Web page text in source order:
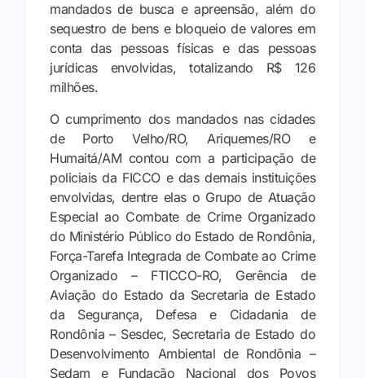
mandados de busca e apreensão, além do
sequestro de bens e bloqueio de valores em
conta das pessoas físicas e das pessoas
jurídicas envolvidas, totalizando R$ 126
milhões.
O cumprimento dos mandados nas cidades
de Porto Velho/RO, Ariquemes/RO e
Humaitá/AM contou com a participação de
policiais da FICCO e das demais instituições
envolvidas, dentre elas o Grupo de Atuação
Especial ao Combate de Crime Organizado
do Ministério Público do Estado de Rondônia,
Força-Tarefa Integrada de Combate ao Crime
Organizado – FTICCO-RO, Gerência de
Aviação do Estado da Secretaria de Estado
da Segurança, Defesa e Cidadania de
Rondônia – Sesdec, Secretaria de Estado do
Desenvolvimento Ambiental de Rondônia –
Sedam e Fundação Nacional dos Povos